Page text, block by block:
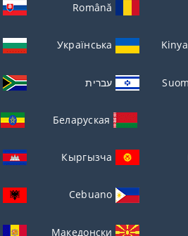
Română
Українська
עברית
Беларуская
Кыргызча
Cebuano
Македонски